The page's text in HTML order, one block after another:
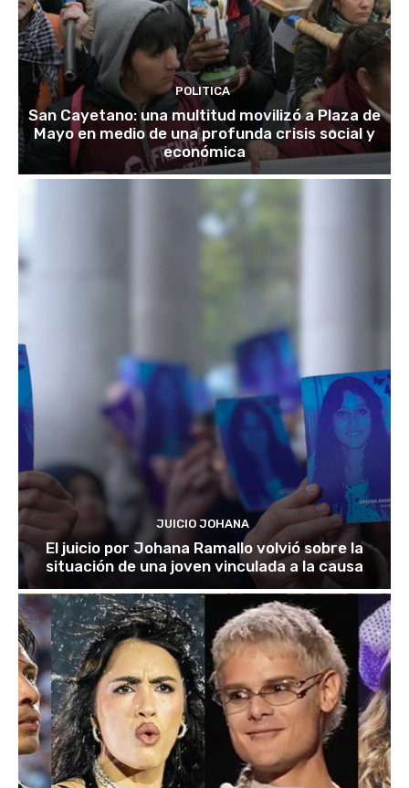
POLITICA
San Cayetano: una multitud movilizó a Plaza de
Mayo en medio de una profunda crisis social y
económica
JUICIO JOHANA
El juicio por Johana Ramallo volvió sobre la
situación de una joven vinculada a la causa